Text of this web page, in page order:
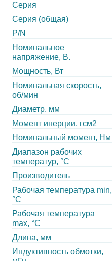
Серия
Серия (общая)
P/N
Номинальное
напряжение, В.
Мощность, Вт
Номинальная скорость,
об/мин
Диаметр, мм
Момент инерции, гсм2
Номинальный момент, Нм
Диапазон рабочих
температур, °С
Производитель
Рабочая температура min,
°С
Рабочая температура
max, °С
Длина, мм
Индуктивность обмотки,